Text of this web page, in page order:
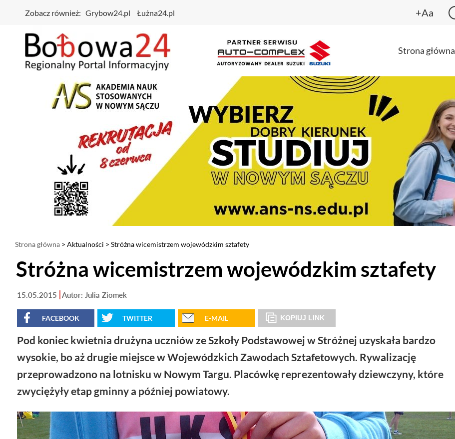
Zobacz również: Grybow24.pl Łużna24.pl +Aa
Strona główna
Strona główna > Aktualności > Stróżna wicemistrzem wojewódzkim sztafety
Stróżna wicemistrzem wojewódzkim sztafety
15.05.2015 Autor: Julia Ziomek
FACEBOOK TWITTER E-MAIL KOPIUJ LINK
Pod koniec kwietnia drużyna uczniów ze Szkoły Podstawowej w Stróżnej uzyskała bardzo
wysokie, bo aż drugie miejsce w Wojewódzkich Zawodach Sztafetowych. Rywalizację
przeprowadzono na lotnisku w Nowym Targu. Placówkę reprezentowały dziewczyny, które
zwyciężyły etap gminny a później powiatowy.